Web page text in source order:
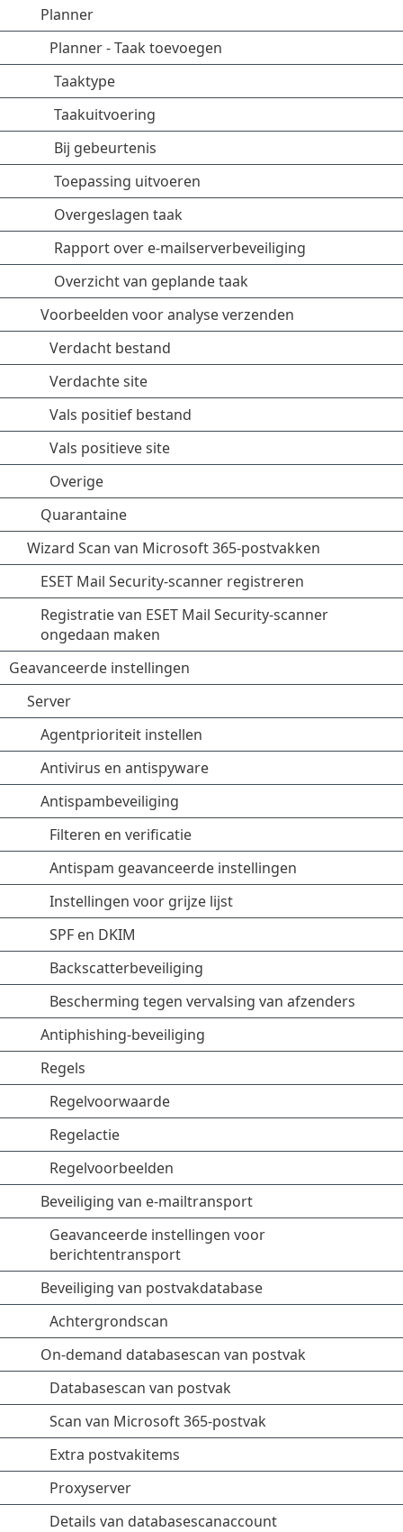
Planner
Planner - Taak toevoegen
Taaktype
Taakuitvoering
Bij gebeurtenis
Toepassing uitvoeren
Overgeslagen taak
Rapport over e-mailserverbeveiliging
Overzicht van geplande taak
Voorbeelden voor analyse verzenden
Verdacht bestand
Verdachte site
Vals positief bestand
Vals positieve site
Overige
Quarantaine
Wizard Scan van Microsoft 365-postvakken
ESET Mail Security-scanner registreren
Registratie van ESET Mail Security-scanner
ongedaan maken
Geavanceerde instellingen
Server
Agentprioriteit instellen
Antivirus en antispyware
Antispambeveiliging
Filteren en verificatie
Antispam geavanceerde instellingen
Instellingen voor grijze lijst
SPF en DKIM
Backscatterbeveiliging
Bescherming tegen vervalsing van afzenders
Antiphishing-beveiliging
Regels
Regelvoorwaarde
Regelactie
Regelvoorbeelden
Beveiliging van e-mailtransport
Geavanceerde instellingen voor
berichtentransport
Beveiliging van postvakdatabase
Achtergrondscan
On-demand databasescan van postvak
Databasescan van postvak
Scan van Microsoft 365-postvak
Extra postvakitems
Proxyserver
Details van databasescanaccount